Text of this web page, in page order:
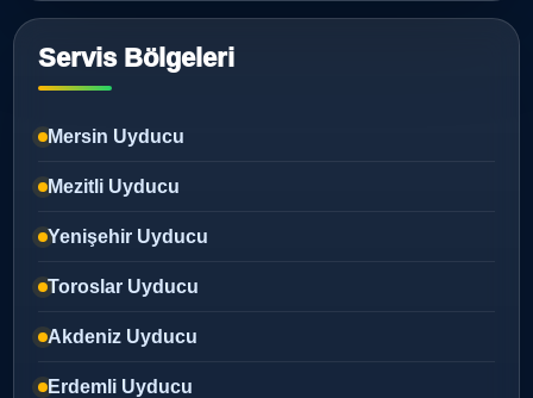
Servis Bölgeleri
Mersin Uyducu
Mezitli Uyducu
Yenişehir Uyducu
Toroslar Uyducu
Akdeniz Uyducu
Erdemli Uyducu